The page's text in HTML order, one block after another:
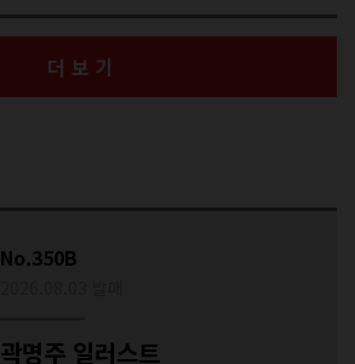
더보기
No.350B
곽명주 일러스트